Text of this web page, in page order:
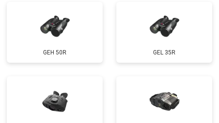
GEH 50R GEL 35R